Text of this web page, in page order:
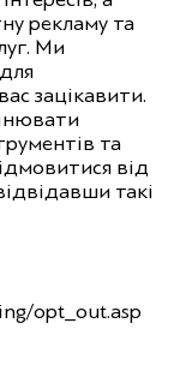
рекламу та
Ми
зацікавити.
та
від
такі
opt_out.asp